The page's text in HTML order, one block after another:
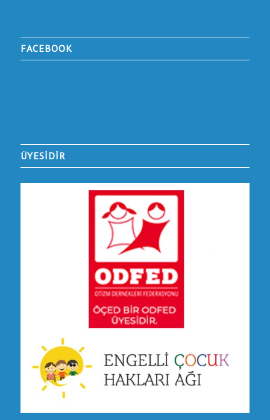
FACEBOOK
ÜYESİDİR